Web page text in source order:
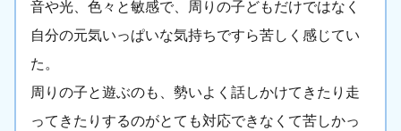
音や光、色々と敏感で、周りの子どもだけではなく
自分の元気いっぱいな気持ちですら苦しく感じてい
た。
周りの子と遊ぶのも、勢いよく話しかけてきたり走
ってきたりするのがとても対応できなくて苦しかっ